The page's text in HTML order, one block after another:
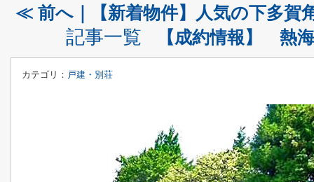
≪ 前へ｜【新着物件】人気の下多賀
記事一覧 【成約情報】 熱
カテゴリ： 戸建・別荘